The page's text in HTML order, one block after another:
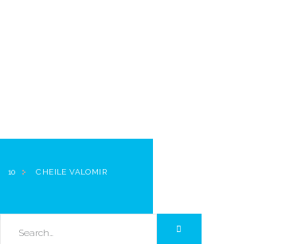
10 CHEILE VALOMIR